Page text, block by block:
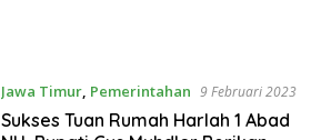
Jawa Timur, Pemerintahan 9 Februari 2023
Sukses Tuan Rumah Harlah 1 Abad